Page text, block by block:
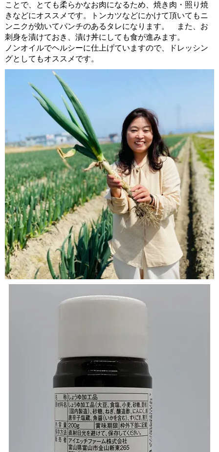
ことで、とても柔らかなお肉になるため、焼き肉・照り焼
きなどにオススメです。トンカツなどにかけて頂いてもニ
ンニクが効いてパンチのあるタレになります。 また、お
刺身を漬けておき、漬け丼にしても食が進みます。
ノンオイルでヘルシーに仕上げていますので、ドレッシン
グとしてもオススメです。